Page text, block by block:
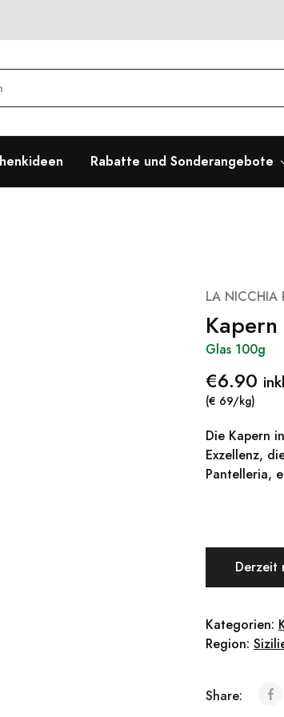
Rabatte und Sonderangebote
LA NICCHIA
Glas 100g
€6.90
(€ 69/kg)
Die Kapern
Exzellenz,
Pantelleria,
Derzeit
Kategorien:
Region:
Share: